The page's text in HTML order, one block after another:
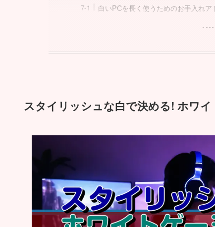
白いPCを長く使うためのお手入れア
スタイリッシュな白で決める! ホワ